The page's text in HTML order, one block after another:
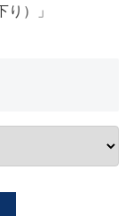
）」